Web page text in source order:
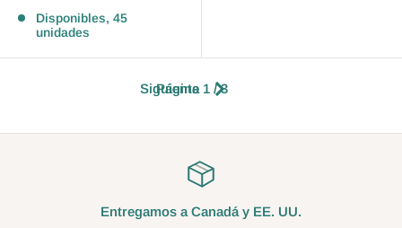
Disponibles, 45
unidades
Página 1 / 3
Siguiente
Entregamos a Canadá y EE. UU.